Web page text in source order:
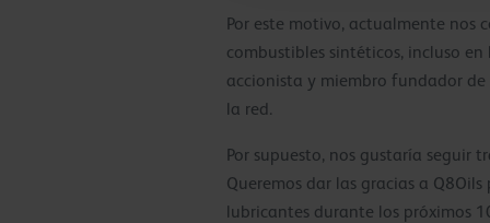
Por este motivo, actualmente nos
combustibles sintéticos, incluso
accionista y miembro fundador de
la red.
Por supuesto, nos gustaría seguir
Queremos dar las gracias a
lubricantes durante los próximos